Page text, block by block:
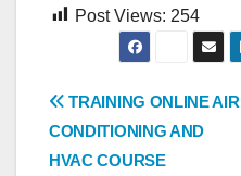
Post Views: 254
Post
navigation
TRAINING ONLINE AIR
CONDITIONING AND
HVAC COURSE